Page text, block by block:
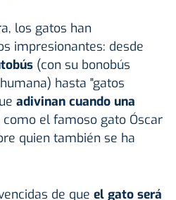
los gatos han
impresionantes: desde
(con su bonobús
hasta "gatos
adivinan cuando una
como el famoso gato Óscar
quien también se ha
de que el gato será